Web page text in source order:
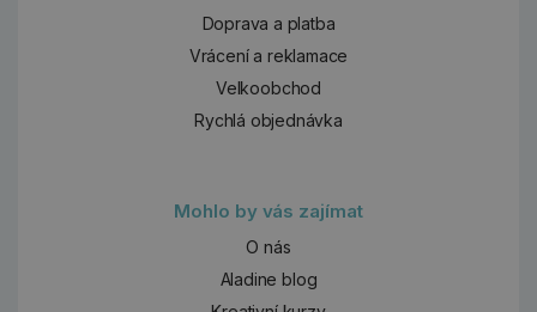
Doprava a platba
Vrácení a reklamace
Velkoobchod
Rychlá objednávka
Mohlo by vás zajímat
O nás
Aladine blog